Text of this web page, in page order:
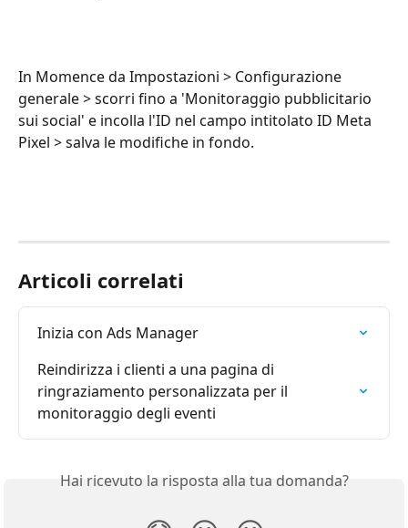
In Momence da Impostazioni > Configurazione
generale > scorri fino a 'Monitoraggio pubblicitario
sui social' e incolla l'ID nel campo intitolato ID Meta
Pixel > salva le modifiche in fondo.
Articoli correlati
Inizia con Ads Manager
Reindirizza i clienti a una pagina di
ringraziamento personalizzata per il
monitoraggio degli eventi
Hai ricevuto la risposta alla tua domanda?